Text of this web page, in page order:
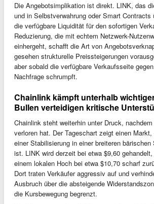
Die Angebotsimplikation ist direkt. LINK, das
und in Selbstverwahrung oder Smart Contracts
die verfügbare Liquidität für den sofortigen
Reduzierung, die mit echtem Netzwerk-
einhergeht, schafft die Art von
gesehen strukturelle Preissteigerungen
aber sobald die verfügbare Verkaufsseite
Nachfrage schrumpft.
Chainlink kämpft unterhalb
Bullen verteidigen kritische
Chainlink steht weiterhin unter Druck,
verloren hat. Der Tageschart zeigt einen
einer Stabilisierung in einer breiteren bärischen
ist. LINK wird derzeit bei etwa $9,60
einem lokalen Hoch bei etwa $10,70 scharf
Dort traten Verkäufer aggressiv auf und
Ausbruch über die absteigende
die Kursbewegung begrenzt.